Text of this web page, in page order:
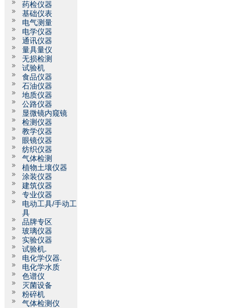
药检仪器
基础仪表
电气测量
电学仪器
通讯仪器
量具量仪
无损检测
试验机
食品仪器
石油仪器
地质仪器
公路仪器
显微镜内窥镜
检测仪器
教学仪器
眼镜仪器
纺织仪器
气体检测
植物土壤仪器
涂装仪器
建筑仪器
专业仪器
电动工具/手动工
具
品牌专区
玻璃仪器
实验仪器
试验机.
电化学仪器.
电化学水质
色谱仪
灭菌设备
粉碎机
气体检测仪